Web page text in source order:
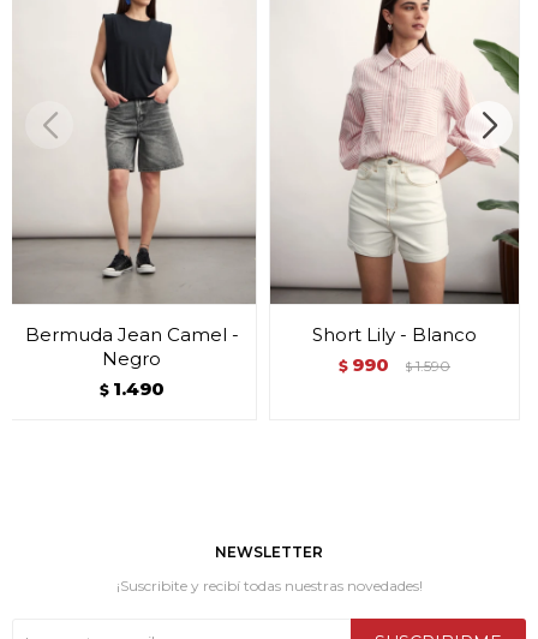
Bermuda Jean Camel -
Negro
$ 1.490
Short Lily - Blanco
$ 990 $ 1.590
NEWSLETTER
¡Suscribite y recibí todas nuestras novedades!